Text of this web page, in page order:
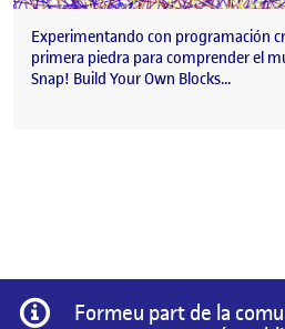
Experimentando con programación
primera piedra para comprender el
Snap! Build Your Own Blocks…
Informació
Formeu part de la